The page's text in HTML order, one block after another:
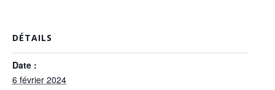
DÉTAILS
Date :
6 février 2024